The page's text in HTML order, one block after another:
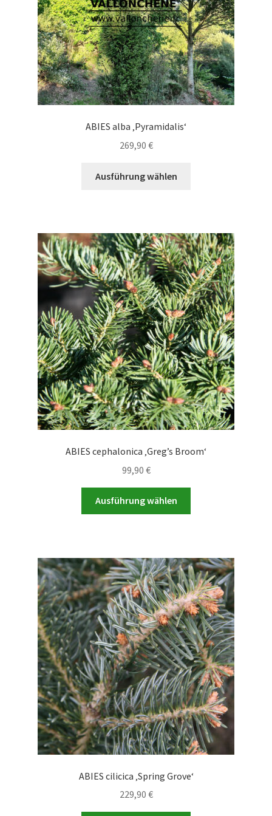
Produktseite
gewählt
werden
ABIES alba ‚Pyramidalis‘
269,90 €
Ausführung wählen
auf.
Die
Optionen
können
auf
der
Produktseite
gewählt
werden
ABIES cephalonica ‚Greg’s Broom‘
99,90 €
Ausführung wählen
auf.
Die
Optionen
können
auf
der
Produktseite
gewählt
werden
ABIES cilicica ‚Spring Grove‘
229,90 €